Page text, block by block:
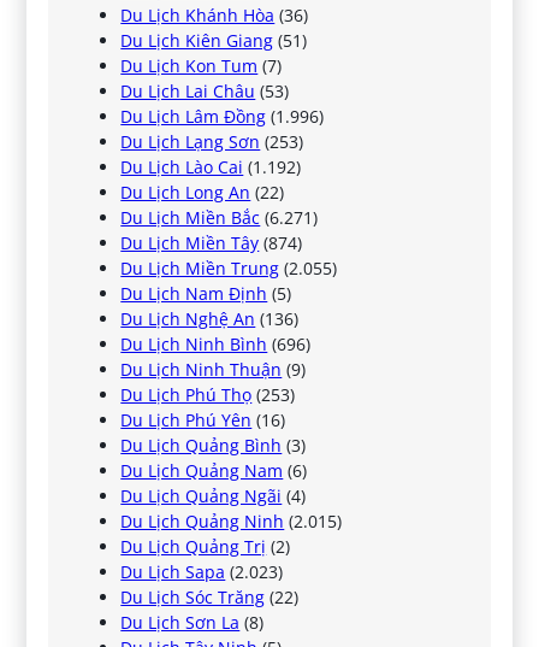
Du Lịch Khánh Hòa (36)
Du Lịch Kiên Giang (51)
Du Lịch Kon Tum (7)
Du Lịch Lai Châu (53)
Du Lịch Lâm Đồng (1.996)
Du Lịch Lạng Sơn (253)
Du Lịch Lào Cai (1.192)
Du Lịch Long An (22)
Du Lịch Miền Bắc (6.271)
Du Lịch Miền Tây (874)
Du Lịch Miền Trung (2.055)
Du Lịch Nam Định (5)
Du Lịch Nghệ An (136)
Du Lịch Ninh Bình (696)
Du Lịch Ninh Thuận (9)
Du Lịch Phú Thọ (253)
Du Lịch Phú Yên (16)
Du Lịch Quảng Bình (3)
Du Lịch Quảng Nam (6)
Du Lịch Quảng Ngãi (4)
Du Lịch Quảng Ninh (2.015)
Du Lịch Quảng Trị (2)
Du Lịch Sapa (2.023)
Du Lịch Sóc Trăng (22)
Du Lịch Sơn La (8)